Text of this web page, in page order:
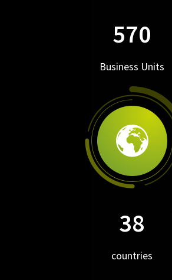
570
Business Units
38
countries